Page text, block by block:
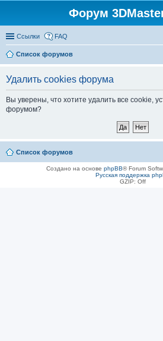
Форум
Ссылки FAQ
Список форумов
Удалить cookies форума
Вы уверены, что хотите удалить все cookie,
форумом?
Список форумов
Создано на основе phpBB® Forum
Русская поддержка
GZIP: Off